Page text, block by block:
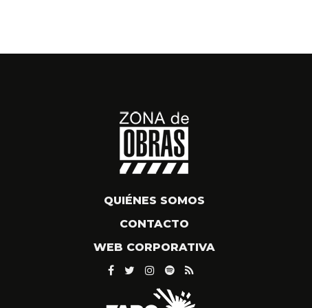
QUIÉNES SOMOS
CONTACTO
WEB CORPORATIVA